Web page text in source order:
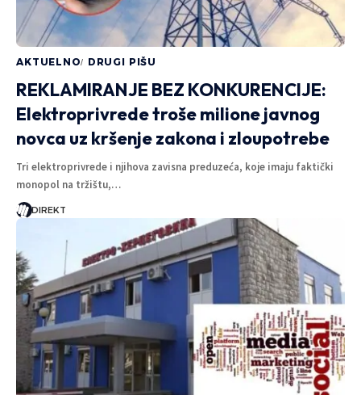
AKTUELNO DRUGI PIŠU
REKLAMIRANJE BEZ KONKURENCIJE:
Elektroprivrede troše milione javnog
novca uz kršenje zakona i zloupotrebe
Tri elektroprivrede i njihova zavisna preduzeća, koje imaju faktički
monopol na tržištu,…
DIREKT